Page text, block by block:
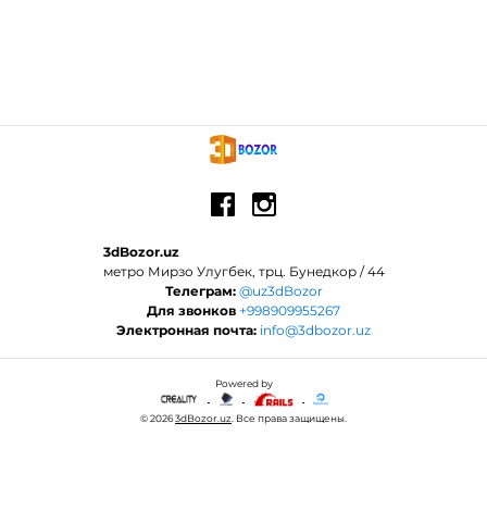
3dBozor.uz
метро Мирзо Улугбек, трц. Бунедкор / 44
Телеграм: @uz3dBozor
Для звонков +998909955267
Электронная почта: info@3dbozor.uz
Powered by
© 20263dBozor.uz . Все права защищены.